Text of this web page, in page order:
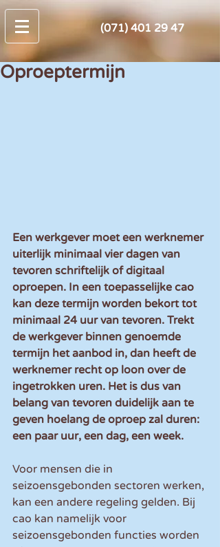
(071) 401 29 47
Oproeptermijn
Een werkgever moet een werknemer
uiterlijk minimaal vier dagen van
tevoren schriftelijk of digitaal
oproepen. In een toepasselijke cao
kan deze termijn worden bekort tot
minimaal 24 uur van tevoren. Trekt
de werkgever binnen genoemde
termijn het aanbod in, dan heeft de
werknemer recht op loon over de
ingetrokken uren. Het is dus van
belang van tevoren duidelijk aan te
geven hoelang de oproep zal duren:
een paar uur, een dag, een week.
Voor mensen die in
seizoensgebonden sectoren werken,
kan een andere regeling gelden. Bij
cao kan namelijk voor
seizoensgebonden functies worden